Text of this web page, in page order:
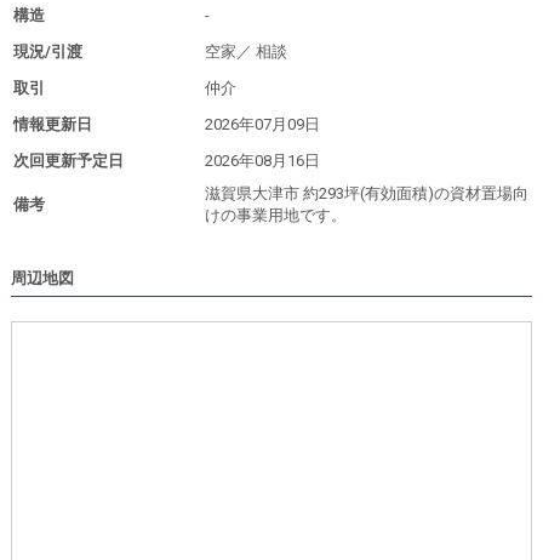
構造
-
現況/引渡
空家／ 相談
取引
仲介
情報更新日
2026年07月09日
次回更新予定日
2026年08月16日
備考
滋賀県大津市 約293坪(有効面積)の資材置場向
けの事業用地です。
周辺地図